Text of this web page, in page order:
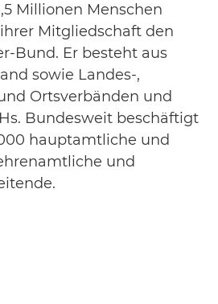
Millionen Menschen
Mitgliedschaft den
Bund. Er besteht aus
sowie Landes-,
Ortsverbänden und
Bundesweit beschäftigt
hauptamtliche und
und